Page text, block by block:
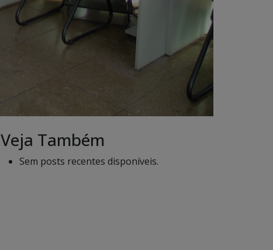
Veja Também
Sem posts recentes disponíveis.